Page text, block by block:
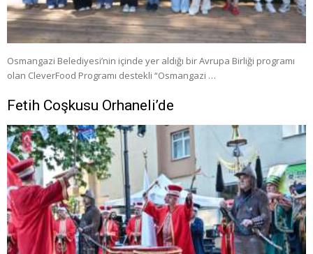
Osmangazi Belediyesi’nin içinde yer aldığı bir Avrupa Birliği programı
olan CleverFood Programı destekli “Osmangazi …
Fetih Coşkusu Orhaneli’de